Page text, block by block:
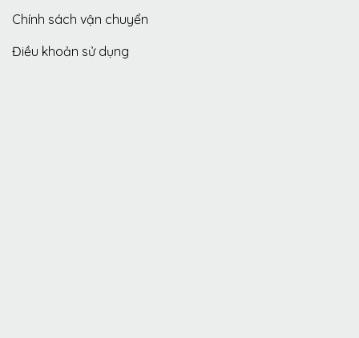
Chính sách vận chuyển
Điều khoản sử dụng